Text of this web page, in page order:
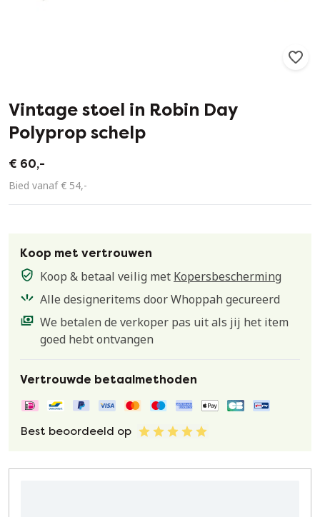
Vintage stoel in Robin Day
Polyprop schelp
€ 60,-
Bied vanaf € 54,-
Koop met vertrouwen
Koop & betaal veilig met Kopersbescherming
Alle designeritems door Whoppah gecureerd
We betalen de verkoper pas uit als jij het item
goed hebt ontvangen
Vertrouwde betaalmethoden
Best beoordeeld op